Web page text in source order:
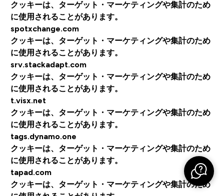
クッキーは、ターゲット・マーケティングや集計のため
に使用されることがあります。
spotxchange.com
クッキーは、ターゲット・マーケティングや集計のため
に使用されることがあります。
srv.stackadapt.com
クッキーは、ターゲット・マーケティングや集計のため
に使用されることがあります。
t.visx.net
クッキーは、ターゲット・マーケティングや集計のため
に使用されることがあります。
tags.dynamo.one
クッキーは、ターゲット・マーケティングや集計のため
に使用されることがあります。
tapad.com
クッキーは、ターゲット・マーケティングや集計のため